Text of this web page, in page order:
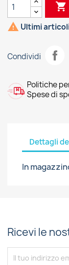

 Ultimi
Condividi
Politiche
Spese di
Dettagli
In
Ricevi le